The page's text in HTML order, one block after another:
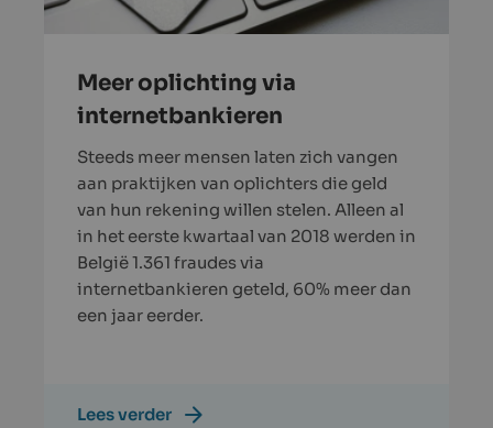
Meer oplichting via
internetbankieren
Steeds meer mensen laten zich vangen
aan praktijken van oplichters die geld
van hun rekening willen stelen. Alleen al
in het eerste kwartaal van 2018 werden in
België 1.361 fraudes via
internetbankieren geteld, 60% meer dan
een jaar eerder.
Lees verder